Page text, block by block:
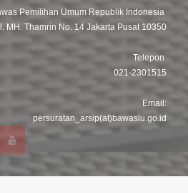
Pemilihan Umum Republik Indonesia
MH. Thamrin No. 14 Jakarta Pusat 10350
Telepon
021-2301515
Email:
persuratan_arsip(at)bawaslu.go.id